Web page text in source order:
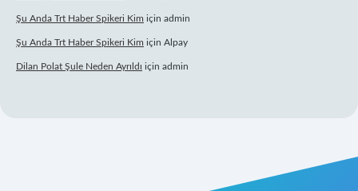
Şu Anda Trt Haber Spikeri Kim için admin
Şu Anda Trt Haber Spikeri Kim için Alpay
Dilan Polat Şule Neden Ayrıldı için admin